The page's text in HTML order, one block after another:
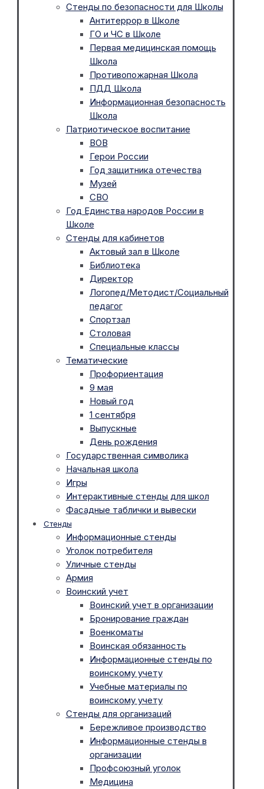
Стенды по безопасности для Школы
Антитеррор в Школе
ГО и ЧС в Школе
Первая медицинская помощь
Школа
Противопожарная Школа
ПДД Школа
Информационная безопасность
Школа
Патриотическое воспитание
ВОВ
Герои России
Год защитника отечества
Музей
СВО
Год Единства народов России в
Школе
Стенды для кабинетов
Актовый зал в Школе
Библиотека
Директор
Логопед/Методист/Социальный
педагог
Спортзал
Столовая
Специальные классы
Тематические
Профориентация
9 мая
Новый год
1 сентября
Выпускные
День рождения
Государственная символика
Начальная школа
Игры
Интерактивные стенды для школ
Фасадные таблички и вывески
Стенды
Информационные стенды
Уголок потребителя
Уличные стенды
Армия
Воинский учет
Воинский учет в организации
Бронирование граждан
Военкоматы
Воинская обязанность
Информационные стенды по
воинскому учету
Учебные материалы по
воинскому учету
Стенды для организаций
Бережливое производство
Информационные стенды в
организации
Профсоюзный уголок
Медицина